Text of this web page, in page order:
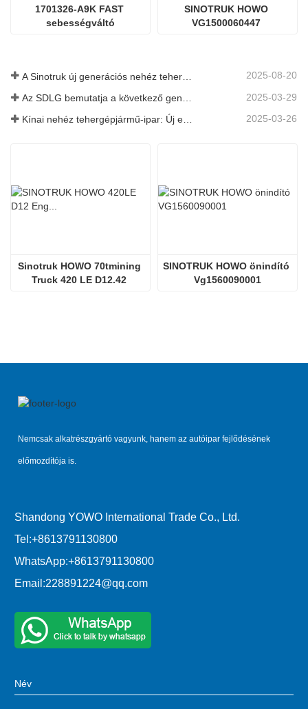
1701326-A9K FAST
sebességváltó
SINOTRUK HOWO
VG1500060447
2025-08-20
2025-03-29
Kínai nehéz tehergépjármű-ipar: Új energia és ikervezetőként történő export, a helyi alkatrészek felgyorsítják a növekedésüket 2025-03-26
Sinotruk HOWO 70tmining
Truck 420 LE D12.42
SINOTRUK HOWO önindító
Vg1560090001
Nemcsak alkatrészgyártó vagyunk, hanem az autóipar fejlődésének
előmozdítója is.
Shandong YOWO International Trade Co., Ltd.
Tel:+8613791130800
WhatsApp:+8613791130800
Email:228891224@qq.com